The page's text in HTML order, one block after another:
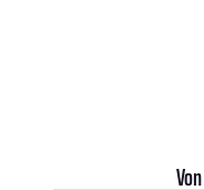
Von